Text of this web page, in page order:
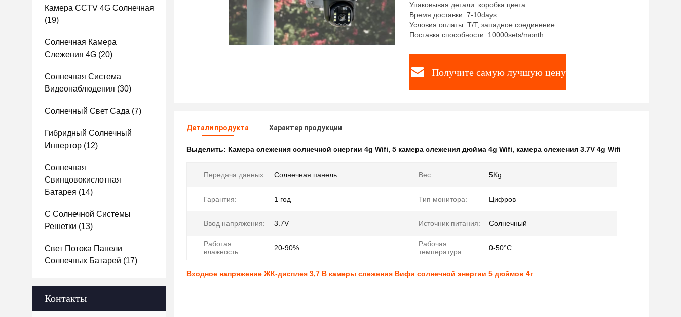
Камера CCTV 4G Солнечная
(19)
Солнечная Камера
Слежения 4G (20)
Солнечная Система
Видеонаблюдения (30)
Солнечный Свет Сада (7)
Гибридный Солнечный
Инвертор (12)
Солнечная
Свинцовокислотная
Батарея (14)
С Солнечной Системы
Решетки (13)
Свет Потока Панели
Солнечных Батарей (17)
Контакты
Упаковывая детали: коробка цвета
Время доставки: 7-10days
Условия оплаты: T/T, западное соединение
Поставка способности: 10000sets/month
Получите самую лучшую цену
Детали продукта Характер продукции
Выделить: Камера слежения солнечной энергии 4g Wifi, 5 камера слежения дюйма 4g Wifi, камера слежения 3.7V 4g Wifi
Передача данных: Солнечная панель Вес: 5Kg
Гарантия: 1 год Тип монитора: Цифров
Ввод напряжения: 3.7V Источник питания: Солнечный
Работая
влажность:
20-90%
Рабочая
температура:
0-50°C
Входное напряжение ЖК-дисплея 3,7 В камеры слежения Вифи солнечной энергии 5 дюймов 4г